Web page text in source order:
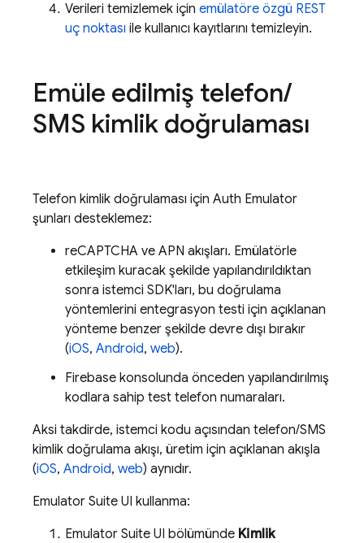
Verileri temizlemek için emülatöre özgü REST
uç noktası ile kullanıcı kayıtlarını temizleyin.
Emüle edilmiş telefon/
SMS kimlik doğrulaması
Telefon kimlik doğrulaması için Auth Emulator
şunları desteklemez:
reCAPTCHA ve APN akışları. Emülatörle
etkileşim kuracak şekilde yapılandırıldıktan
sonra istemci SDK'ları, bu doğrulama
yöntemlerini entegrasyon testi için açıklanan
yönteme benzer şekilde devre dışı bırakır
(iOS, Android, web).
Firebase konsolunda önceden yapılandırılmış
kodlara sahip test telefon numaraları.
Aksi takdirde, istemci kodu açısından telefon/SMS
kimlik doğrulama akışı, üretim için açıklanan akışla
(iOS, Android, web) aynıdır.
Emulator Suite UI kullanma:
Emulator Suite UI bölümünde Kimlik